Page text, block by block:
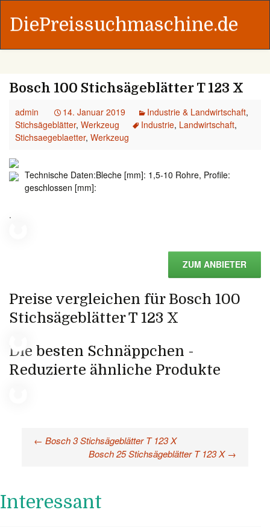
DiePreissuchmaschine.de
Bosch 100 Stichsägeblätter T 123 X
admin 14. Januar 2019 Industrie & Landwirtschaft,
Stichsägeblätter, Werkzeug Industrie, Landwirtschaft,
Stichsaegeblaetter, Werkzeug
Technische Daten:Bleche [mm]: 1,5-10 Rohre, Profile:
geschlossen [mm]:
.
ZUM ANBIETER
Preise vergleichen für Bosch 100
Stichsägeblätter T 123 X
Die besten Schnäppchen -
Reduzierte ähnliche Produkte
Beitragsnavigation
← Bosch 3 Stichsägeblätter T 123 X
Bosch 25 Stichsägeblätter T 123 X →
Interessant